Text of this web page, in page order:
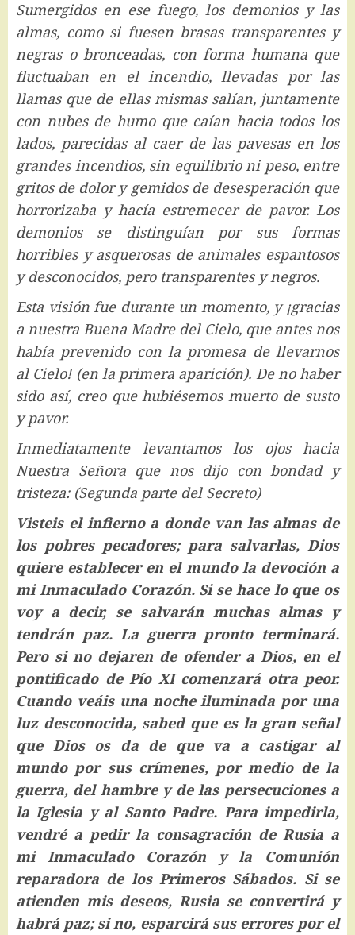
Sumergidos en ese fuego, los demonios y las
almas, como si fuesen brasas transparentes y
negras o bronceadas, con forma humana que
fluctuaban en el incendio, llevadas por las
llamas que de ellas mismas salían, juntamente
con nubes de humo que caían hacia todos los
lados, parecidas al caer de las pavesas en los
grandes incendios, sin equilibrio ni peso, entre
gritos de dolor y gemidos de desesperación que
horrorizaba y hacía estremecer de pavor. Los
demonios se distinguían por sus formas
horribles y asquerosas de animales espantosos
y desconocidos, pero transparentes y negros.
Esta visión fue durante un momento, y ¡gracias
a nuestra Buena Madre del Cielo, que antes nos
había prevenido con la promesa de llevarnos
al Cielo! (en la primera aparición). De no haber
sido así, creo que hubiésemos muerto de susto
y pavor.
Inmediatamente levantamos los ojos hacia
Nuestra Señora que nos dijo con bondad y
tristeza: (Segunda parte del Secreto)
Visteis el infierno a donde van las almas de
los pobres pecadores; para salvarlas, Dios
quiere establecer en el mundo la devoción a
mi Inmaculado Corazón. Si se hace lo que os
voy a decir, se salvarán muchas almas y
tendrán paz. La guerra pronto terminará.
Pero si no dejaren de ofender a Dios, en el
pontificado de Pío XI comenzará otra peor.
Cuando veáis una noche iluminada por una
luz desconocida, sabed que es la gran señal
que Dios os da de que va a castigar al
mundo por sus crímenes, por medio de la
guerra, del hambre y de las persecuciones a
la Iglesia y al Santo Padre. Para impedirla,
vendré a pedir la consagración de Rusia a
mi Inmaculado Corazón y la Comunión
reparadora de los Primeros Sábados. Si se
atienden mis deseos, Rusia se convertirá y
habrá paz; si no, esparcirá sus errores por el